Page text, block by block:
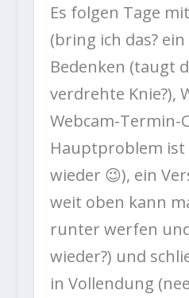
Es folgen Tage
(bring ich das? ein
Bedenken (taugt
verdrehte Knie?),
Webcam-Termin-
Hauptproblem ist
wieder 😉), ein
weit oben kann
runter werfen
wieder?) und
in Vollendung